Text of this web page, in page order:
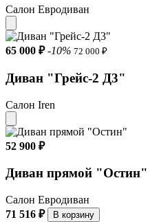
Салон Евродиван
65 000 ₽ -10% 72 000 ₽
Диван "Грейс-2 Д3"
Салон Iren
52 900 ₽
Диван прямой "Остин"
Салон Евродиван
71 516 ₽
В корзину